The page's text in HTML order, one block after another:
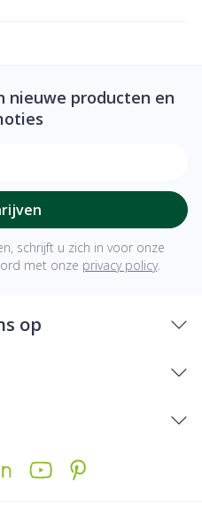
nieuwe producten en
schrijft u zich in voor onze
met onze privacy policy.
op